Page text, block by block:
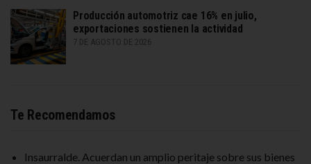
Producción automotriz cae 16% en julio,
exportaciones sostienen la actividad
7 DE AGOSTO DE 2026
Te Recomendamos
Insaurralde. Acuerdan un amplio peritaje sobre sus bienes